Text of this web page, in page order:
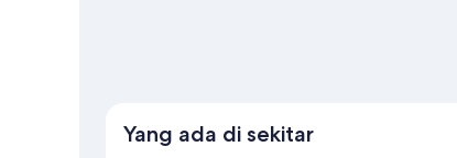
Yang ada di sekitar